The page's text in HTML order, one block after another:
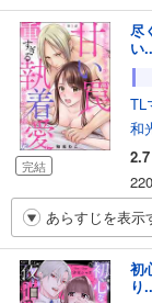
完結
尽
い
TL
和
2.7
あらすじを表示
初
り